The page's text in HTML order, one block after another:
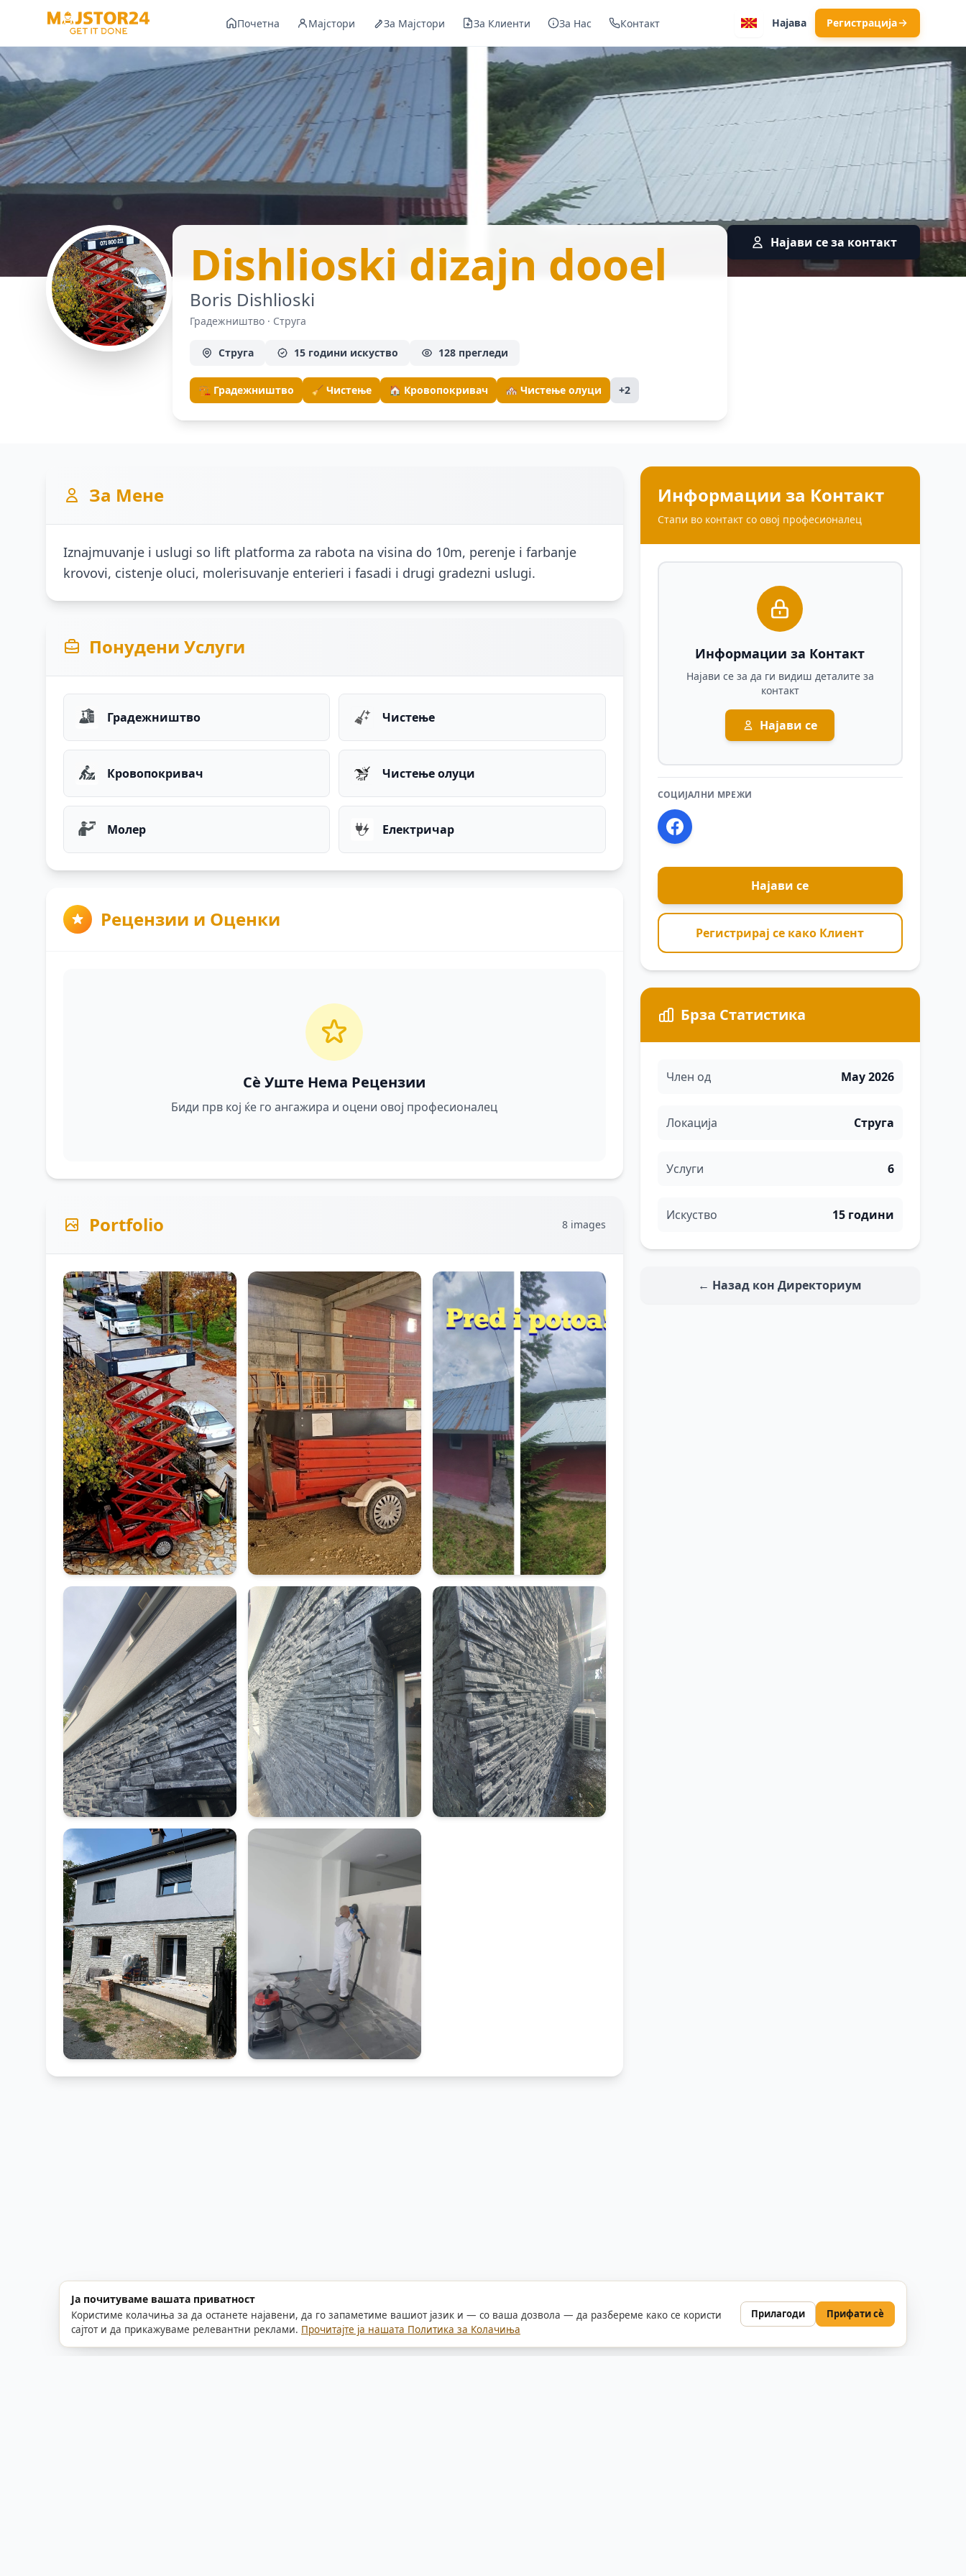
Почетна Мајстори За Мајстори За Клиенти За Нас Контакт Најава Регистрација
Dishlioski dizajn dooel —
Boris Dishlioski
Градежништво · Струга
Струга 15 години искуство 128 прегледи
🏗️ Градежништво 🧹 Чистење 🏠 Кровопокривач 🏘️ Чистење олуци +2
Најави се за контакт
За Мене
Iznajmuvanje i uslugi so lift platforma za rabota na visina do 10m, perenje i farbanje
krovovi, cistenje oluci, molerisuvanje enterieri i fasadi i drugi gradezni uslugi.
Понудени Услуги
Градежништво Чистење
Кровопокривач Чистење олуци
Молер Електричар
Рецензии и Оценки
Сè Уште Нема Рецензии
Биди прв кој ќе го ангажира и оцени овој професионалец
Portfolio 8 images
Информации за Контакт
Стапи во контакт со овој професионалец
Информации за Контакт
Најави се за да ги видиш деталите за
контакт
Најави се
СОЦИЈАЛНИ МРЕЖИ
Најави се
Регистрирај се како Клиент
Брза Статистика
Член од May 2026
Локација Струга
Услуги 6
Искуство 15 години
← Назад кон Директориум
Ја почитуваме вашата приватност
Користиме колачиња за да останете најавени, да го запаметиме вашиот јазик и — со ваша дозвола — да разбереме како се користи
сајтот и да прикажуваме релевантни реклами. Прочитајте ја нашата Политика за Колачиња
Прилагоди Прифати сè